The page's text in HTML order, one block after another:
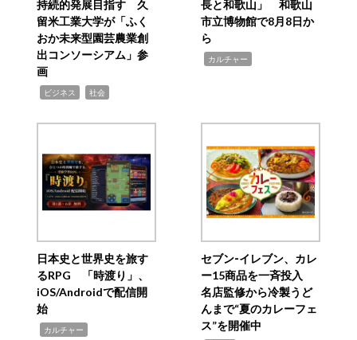
持続的発展目指す 久
留米工業大学が「ふく
おか未来型園芸農業創
出コンソーシアム」参
画
ビジネス 社会
長と和歌山」 和歌山
市立博物館で8月8日か
ら
カルチャー
日本史と世界史を旅す
るRPG 「時渡り」、
iOS/Androidで配信開
始
カルチャー
セブン‐イレブン、カレ
ー15商品を一斉投入
名店監修から冷製うど
んまで“夏のカレーフェ
ス”を開催中